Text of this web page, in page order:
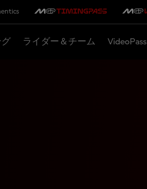
ライダー＆チーム VideoPass